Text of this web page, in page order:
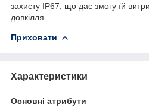
захисту IP67, що дає змогу їй
довкілля.
Приховати
Характеристики
Основні атрибути